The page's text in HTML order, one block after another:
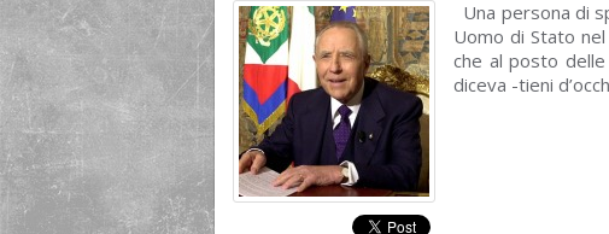
Una persona di
Uomo di Stato
che al posto
diceva -tieni